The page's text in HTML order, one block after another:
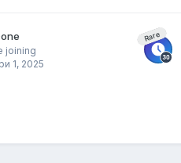
joining
1, 2025
Rare